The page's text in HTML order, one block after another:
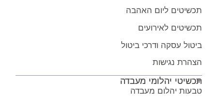
תכשיטים ליום האהבה
תכשיטים לאירועים
ביטול עסקה ודרכי ביטול
הצהרת נגישות
תכשיטי יהלומי מעבדה
טבעות יהלום מעבדה